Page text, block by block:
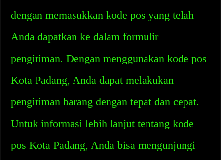
dengan memasukkan kode pos yang telah
Anda dapatkan ke dalam formulir
pengiriman. Dengan menggunakan kode pos
Kota Padang, Anda dapat melakukan
pengiriman barang dengan tepat dan cepat.
Untuk informasi lebih lanjut tentang kode
pos Kota Padang, Anda bisa mengunjungi